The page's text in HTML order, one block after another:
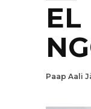
Paap Aali